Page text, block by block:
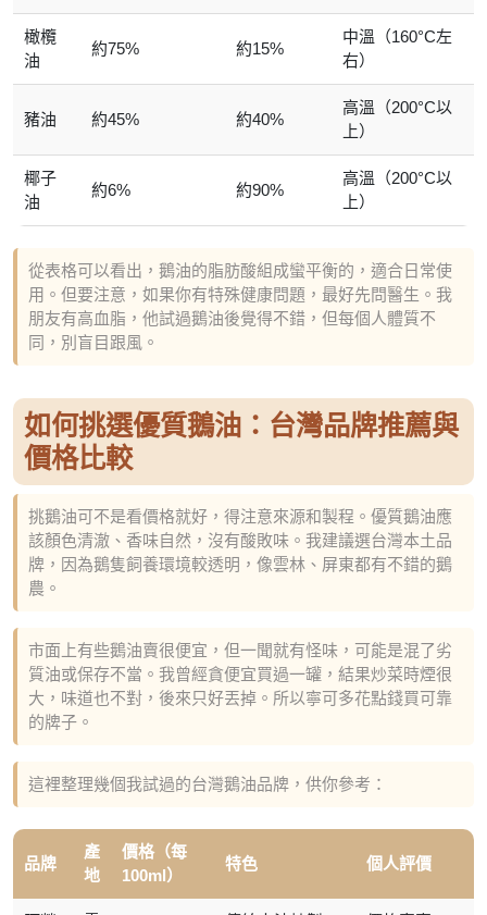
橄欖
油
約75% 約15%
中溫（160°C左
右）
豬油 約45% 約40%
高溫（200°C以
上）
椰子
油
約6% 約90%
高溫（200°C以
上）
從表格可以看出，鵝油的脂肪酸組成蠻平衡的，適合日常使
用。但要注意，如果你有特殊健康問題，最好先問醫生。我
朋友有高血脂，他試過鵝油後覺得不錯，但每個人體質不
同，別盲目跟風。
如何挑選優質鵝油：台灣品牌推薦與
價格比較
挑鵝油可不是看價格就好，得注意來源和製程。優質鵝油應
該顏色清澈、香味自然，沒有酸敗味。我建議選台灣本土品
牌，因為鵝隻飼養環境較透明，像雲林、屏東都有不錯的鵝
農。
市面上有些鵝油賣很便宜，但一聞就有怪味，可能是混了劣
質油或保存不當。我曾經貪便宜買過一罐，結果炒菜時煙很
大，味道也不對，後來只好丟掉。所以寧可多花點錢買可靠
的牌子。
這裡整理幾個我試過的台灣鵝油品牌，供你參考：
品牌
產
地
價格（每
100ml）
特色 個人評價